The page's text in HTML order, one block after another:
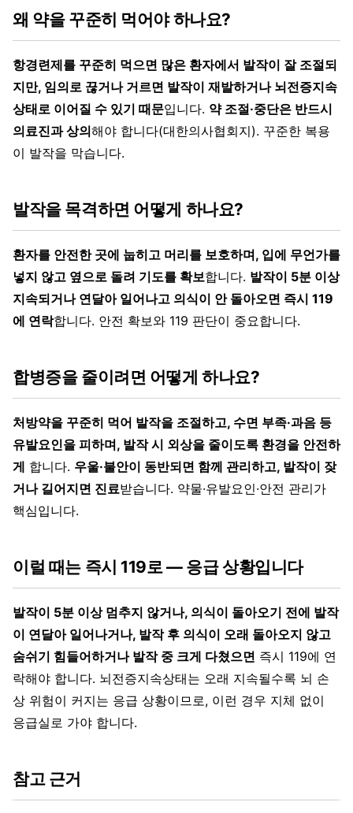
왜 약을 꾸준히 먹어야 하나요?
항경련제를 꾸준히 먹으면 많은 환자에서 발작이 잘 조절되
지만, 임의로 끊거나 거르면 발작이 재발하거나 뇌전증지속
상태로 이어질 수 있기 때문입니다. 약 조절·중단은 반드시
의료진과 상의해야 합니다(대한의사협회지). 꾸준한 복용
이 발작을 막습니다.
발작을 목격하면 어떻게 하나요?
환자를 안전한 곳에 눕히고 머리를 보호하며, 입에 무언가를
넣지 않고 옆으로 돌려 기도를 확보합니다. 발작이 5분 이상
지속되거나 연달아 일어나고 의식이 안 돌아오면 즉시 119
에 연락합니다. 안전 확보와 119 판단이 중요합니다.
합병증을 줄이려면 어떻게 하나요?
처방약을 꾸준히 먹어 발작을 조절하고, 수면 부족·과음 등
유발요인을 피하며, 발작 시 외상을 줄이도록 환경을 안전하
게 합니다. 우울·불안이 동반되면 함께 관리하고, 발작이 잦
거나 길어지면 진료받습니다. 약물·유발요인·안전 관리가
핵심입니다.
이럴 때는 즉시 119로 — 응급 상황입니다
발작이 5분 이상 멈추지 않거나, 의식이 돌아오기 전에 발작
이 연달아 일어나거나, 발작 후 의식이 오래 돌아오지 않고
숨쉬기 힘들어하거나 발작 중 크게 다쳤으면 즉시 119에 연
락해야 합니다. 뇌전증지속상태는 오래 지속될수록 뇌 손
상 위험이 커지는 응급 상황이므로, 이런 경우 지체 없이
응급실로 가야 합니다.
참고 근거